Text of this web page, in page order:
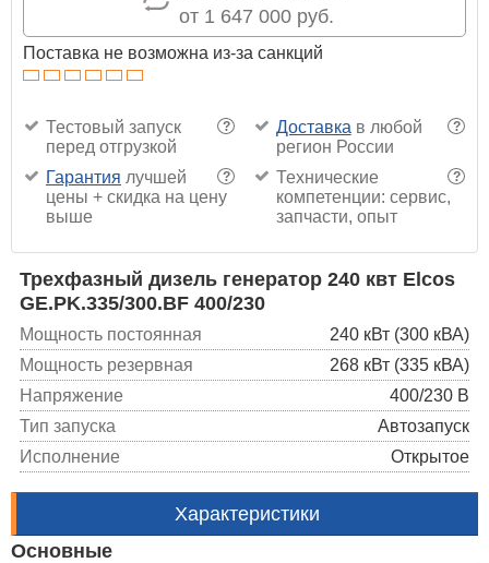
от 1 647 000 руб.
Поставка не возможна из-за санкций
?
Тестовый запуск
перед отгрузкой
?
Доставка в любой
регион России
?
Гарантия лучшей
цены + скидка на цену
выше
?
Технические
компетенции: сервис,
запчасти, опыт
Трехфазный дизель генератор 240 квт Elcos
GE.PK.335/300.BF 400/230
Мощность постоянная
240 кВт (300 кВА)
Мощность резервная
268 кВт (335 кВА)
Напряжение
400/230 В
Тип запуска
Автозапуск
Исполнение
Открытое
Характеристики
Основные